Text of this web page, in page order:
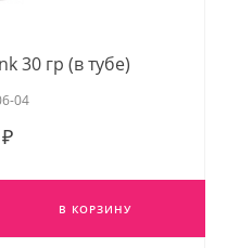
30 гр (в тубе)
04
В КОРЗИНУ